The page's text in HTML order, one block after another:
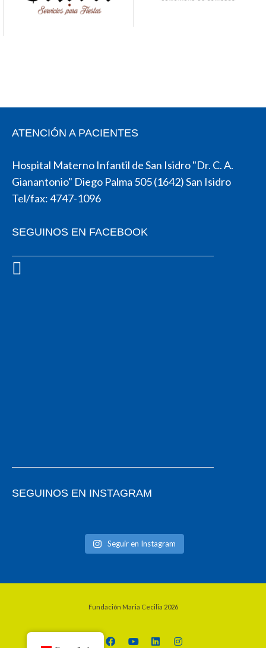
ATENCIÓN A PACIENTES
Hospital Materno Infantil de San Isidro "Dr. C. A.
Gianantonio" Diego Palma 505 (1642) San Isidro
Tel/fax: 4747-1096
SEGUINOS EN FACEBOOK
SEGUINOS EN INSTAGRAM
Seguir en Instagram
Fundación Maria Cecilia 2026